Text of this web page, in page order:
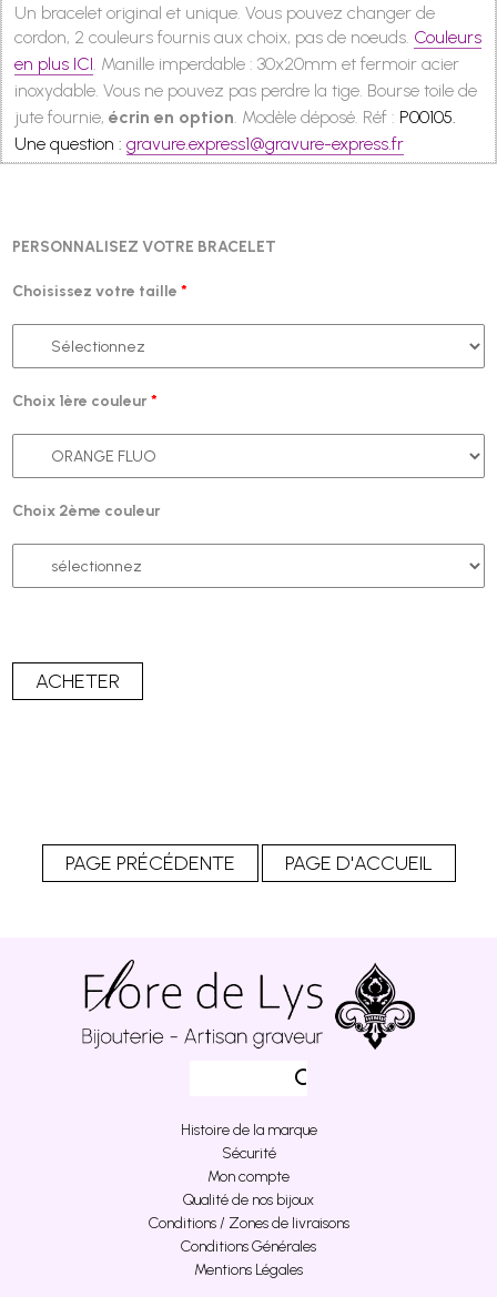
Un bracelet original et unique.Vous pouvez changer de
cordon, 2 couleurs fournis aux choix, pas de noeuds. Couleurs
en plus ICI Manille imperdable :30x20mm et fermoir acier
inoxydable. Vous ne pouvez pas perdre la tige. Bourse toile de
jute fournie,écrin en option . Modèle déposé. Réf : P00105.
Une question :gravure.express1@gravure-express.fr
PERSONNALISEZ VOTRE BRACELET
Choisissez votre taille*
Choix 1ère couleur*
Choix 2ème couleur
Histoire de la marque
Sécurité
Mon compte
Qualité de nos bijoux
Conditions / Zones de livraisons
Conditions Générales
Mentions Légales